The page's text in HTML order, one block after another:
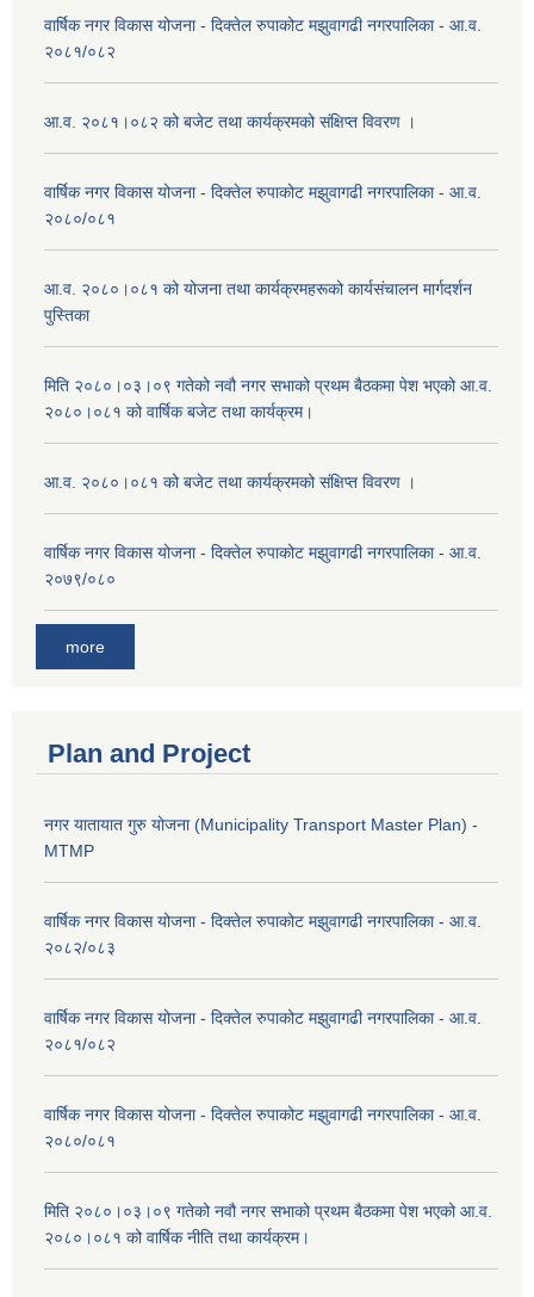
वार्षिक नगर विकास योजना - दिक्तेल रुपाकोट मझुवागढी नगरपालिका - आ.व.
२०८१/०८२
आ.व. २०८१।०८२ को बजेट तथा कार्यक्रमको संक्षिप्त विवरण ।
वार्षिक नगर विकास योजना - दिक्तेल रुपाकोट मझुवागढी नगरपालिका - आ.व.
२०८०/०८१
आ.व. २०८०।०८१ को योजना तथा कार्यक्रमहरूको कार्यसंचालन मार्गदर्शन
पुस्तिका
मिति २०८०।०३।०९ गतेको नवौ नगर सभाको प्रथम बैठकमा पेश भएको आ.व.
२०८०।०८१ को वार्षिक बजेट तथा कार्यक्रम।
आ.व. २०८०।०८१ को बजेट तथा कार्यक्रमको संक्षिप्त विवरण ।
वार्षिक नगर विकास योजना - दिक्तेल रुपाकोट मझुवागढी नगरपालिका - आ.व.
२०७९/०८०
more
Plan and Project
नगर यातायात गुरु योजना (Municipality Transport Master Plan) -
MTMP
वार्षिक नगर विकास योजना - दिक्तेल रुपाकोट मझुवागढी नगरपालिका - आ.व.
२०८२/०८३
वार्षिक नगर विकास योजना - दिक्तेल रुपाकोट मझुवागढी नगरपालिका - आ.व.
२०८१/०८२
वार्षिक नगर विकास योजना - दिक्तेल रुपाकोट मझुवागढी नगरपालिका - आ.व.
२०८०/०८१
मिति २०८०।०३।०९ गतेको नवौ नगर सभाको प्रथम बैठकमा पेश भएको आ.व.
२०८०।०८१ को वार्षिक नीति तथा कार्यक्रम।